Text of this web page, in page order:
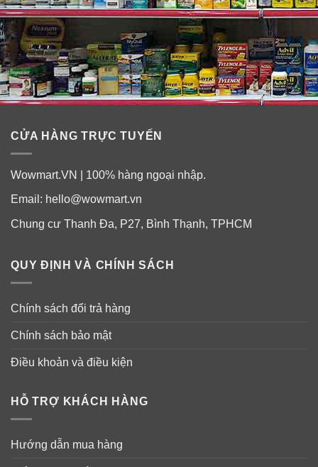
CỬA HÀNG TRỰC TUYẾN
Wowmart.VN | 100% hàng ngoại nhập.
Email: hello@wowmart.vn
Chung cư Thanh Đa, P27, Bình Thạnh, TPHCM
QUY ĐỊNH VÀ CHÍNH SÁCH
Chính sách đổi trả hàng
Chính sách bảo mật
Điều khoản và điều kiện
HỖ TRỢ KHÁCH HÀNG
Hướng dẫn mua hàng